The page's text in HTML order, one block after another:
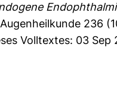
236
Volltextes: 03 Sep